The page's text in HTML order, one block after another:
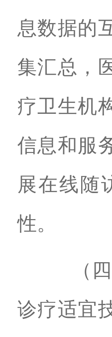
息数据的
集汇总，
疗卫生机
信息和服
展在线随
性。
（四）
诊疗适宜